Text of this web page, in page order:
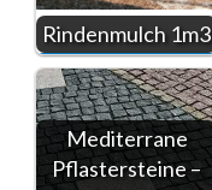
Rindenmulch 1m3
Mediterrane
Pflastersteine –